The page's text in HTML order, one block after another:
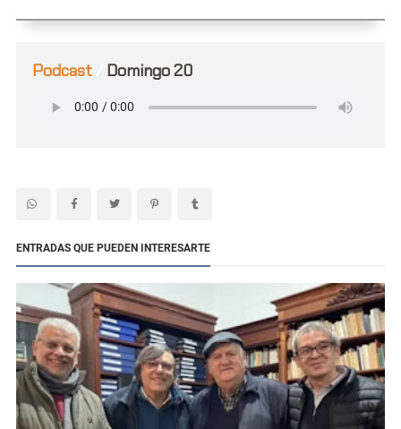
Podcast Domingo 20
ENTRADAS QUE PUEDEN INTERESARTE